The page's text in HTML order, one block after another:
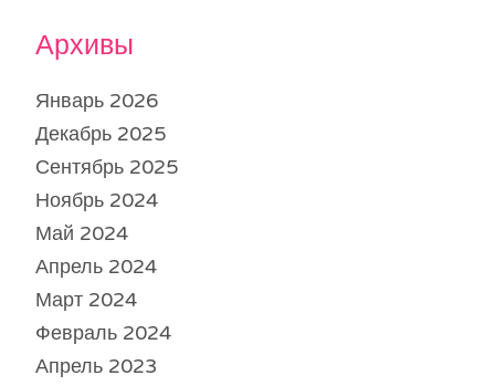
Архивы
Январь 2026
Декабрь 2025
Сентябрь 2025
Ноябрь 2024
Май 2024
Апрель 2024
Март 2024
Февраль 2024
Апрель 2023